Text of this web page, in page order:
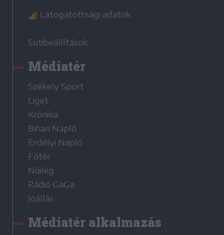
Látogatottsági adatok
Sütibeállítások
Médiatér
Székely Sport
Liget
Krónika
Bihari Napló
Erdélyi Napló
Főtér
Nőileg
Rádió GaGa
Jóállás
Médiatér alkalmazás